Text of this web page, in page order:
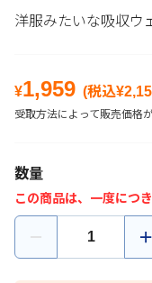
洋服みたいな吸収ウ
¥1,959 (税込¥
受取方法によって販売価格
数量
この商品は、一度につ